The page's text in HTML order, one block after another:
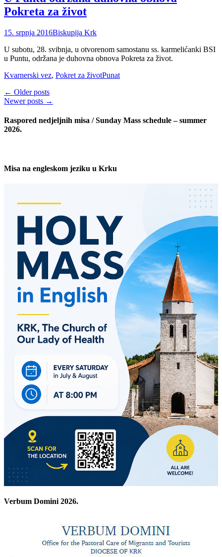
Pokreta za život
Posted
15. srpnja 2016Author
Biskupija Krk
U subotu, 28. svibnja, u otvorenom samostanu ss. karmelićanki BSI
u Puntu, održana je duhovna obnova Pokreta za život.
Categories
Kvarnerski vez, Pokret za životTags
Punat
Post
navigation
← Older posts
Newer posts →
Raspored nedjeljnih misa / Sunday Mass schedule – summer
2026.
Misa na engleskom jeziku u Krku
Verbum Domini 2026.